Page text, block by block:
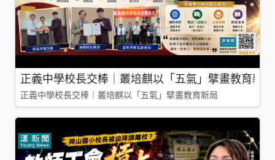
正義中學校長交棒｜叢培麒以「五氣」擘畫教育新局
正義中學校長交棒｜叢培麒以「五氣」擘畫教育新局